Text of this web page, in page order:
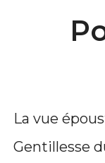
La vue
Gentillesse